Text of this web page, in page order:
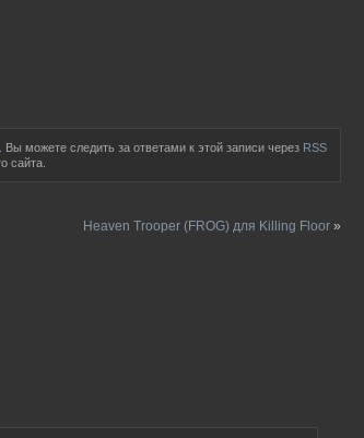
. Вы можете следить за ответами к этой записи через RSS
сайта.
Heaven Trooper (FROG) для Killing Floor »